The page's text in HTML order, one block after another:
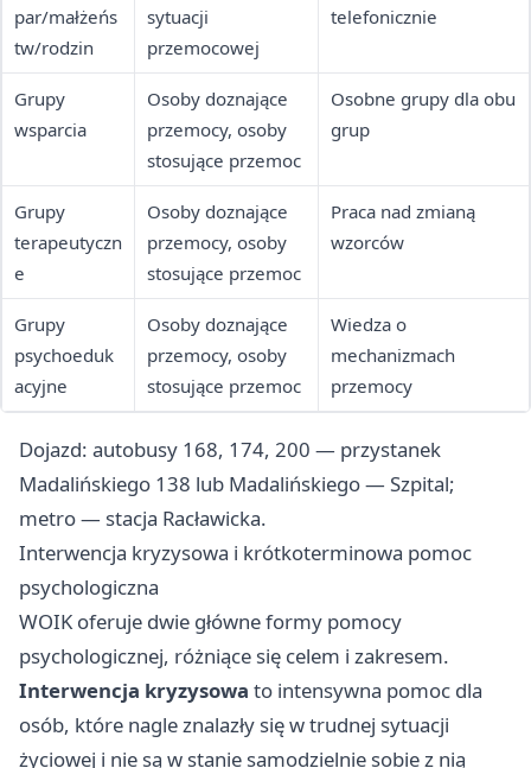
par/małżeńs
tw/rodzin
sytuacji
przemocowej
telefonicznie
Grupy
wsparcia
Osoby doznające
przemocy, osoby
stosujące przemoc
Osobne grupy dla obu
grup
Grupy
terapeutyczn
e
Osoby doznające
przemocy, osoby
stosujące przemoc
Praca nad zmianą
wzorców
Grupy
psychoeduk
acyjne
Osoby doznające
przemocy, osoby
stosujące przemoc
Wiedza o
mechanizmach
przemocy
Dojazd: autobusy 168, 174, 200 — przystanek
Madalińskiego 138 lub Madalińskiego — Szpital;
metro — stacja Racławicka.
Interwencja kryzysowa i krótkoterminowa pomoc
psychologiczna
WOIK oferuje dwie główne formy pomocy
psychologicznej, różniące się celem i zakresem.
Interwencja kryzysowa to intensywna pomoc dla
osób, które nagle znalazły się w trudnej sytuacji
życiowej i nie są w stanie samodzielnie sobie z nią